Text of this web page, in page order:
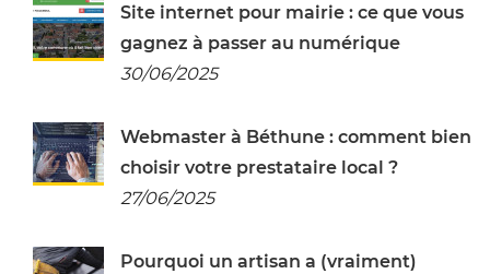
Site internet pour mairie : ce que vous
gagnez à passer au numérique
30/06/2025
Webmaster à Béthune : comment bien
choisir votre prestataire local ?
27/06/2025
Pourquoi un artisan a (vraiment)